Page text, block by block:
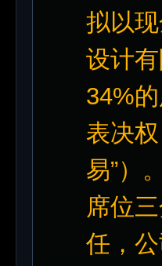
拟以
设计
34%
表决
易”）
席位
任，